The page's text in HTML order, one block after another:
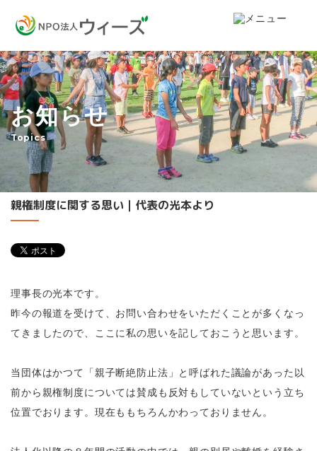
お知らせ
Topics
親権制度に関する思い｜代表の光本より
理事長の光本です。
昨今の報道を受けて、お問い合わせをいただくことが多くなっ
てきましたので、ここに私の思いを記しておこうと思います。
当団体はかつて「親子断絶防止法」と呼ばれた議論があった以
前から親権制度については賛成も反対もしていないという立ち
位置でおります。現在ももちろんかわっておりません。